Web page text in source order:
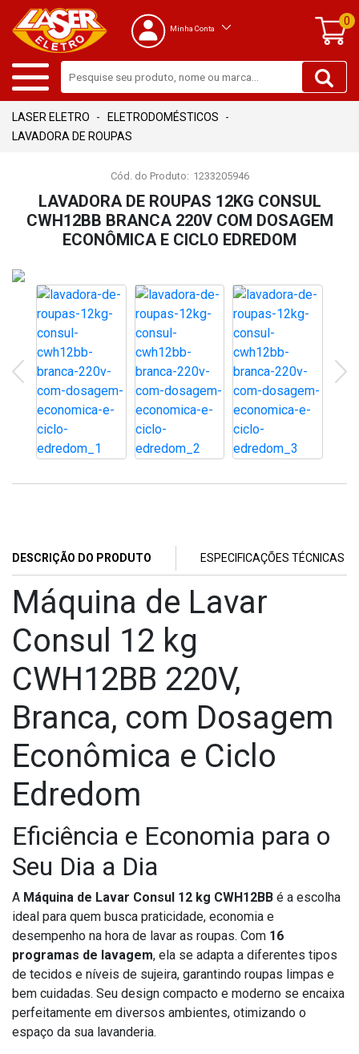
Minha Conta
0
ELETRODOMÉSTICOS
LAVADORA DE ROUPAS
Cód. do Produto: 1233205946
LAVADORA DE ROUPAS 12KG CONSUL
CWH12BB BRANCA 220V COM DOSAGEM
ECONÔMICA E CICLO EDREDOM
DESCRIÇÃO DO PRODUTO ESPECIFICAÇÕES TÉCNICAS
Máquina de Lavar
Consul 12 kg
CWH12BB 220V,
Branca, com Dosagem
Econômica e Ciclo
Edredom
Eficiência e Economia para o
Seu Dia a Dia
A Máquina de Lavar Consul 12 kg CWH12BB é a escolha
ideal para quem busca praticidade, economia e
desempenho na hora de lavar as roupas. Com 16
programas de lavagem, ela se adapta a diferentes tipos
de tecidos e níveis de sujeira, garantindo roupas limpas e
bem cuidadas. Seu design compacto e moderno se encaixa
perfeitamente em diversos ambientes, otimizando o
espaço da sua lavanderia.